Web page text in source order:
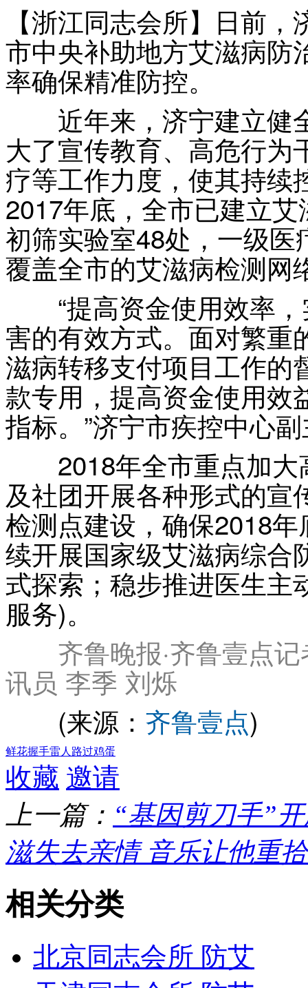
【浙江同志会所】日前
市中央补助地方艾滋病防
率确保精准防控。
近年来，济宁建立健
大了宣传教育、高危行为
疗等工作力度，使其持续
2017年底，全市已建立
初筛实验室48处，一级
覆盖全市的艾滋病检测网
“提高资金使用效率，
害的有效方式。面对繁重
滋病转移支付项目工作的
款专用，提高资金使用效
指标。”济宁市疾控中心
2018年全市重点加大
及社团开展各种形式的
检测点建设，确保2018
续开展国家级艾滋病综合
式探索；稳步推进医生主
服务)。
齐鲁晚报·齐鲁壹点
讯员 李季 刘烁
(来源： 齐鲁壹点)
鲜花握手雷人 路过鸡蛋
收藏 邀请
上一篇： “基因剪刀手”
滋失去亲情 音乐让他重
相关分类
北京同志会所 防艾